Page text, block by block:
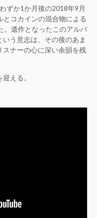
ずか1か月後の2018年9月
コカインの混合物による
。遺作となったこのアルバ
う意志は、その後のあま
スナーの心に深い余韻を残
える。